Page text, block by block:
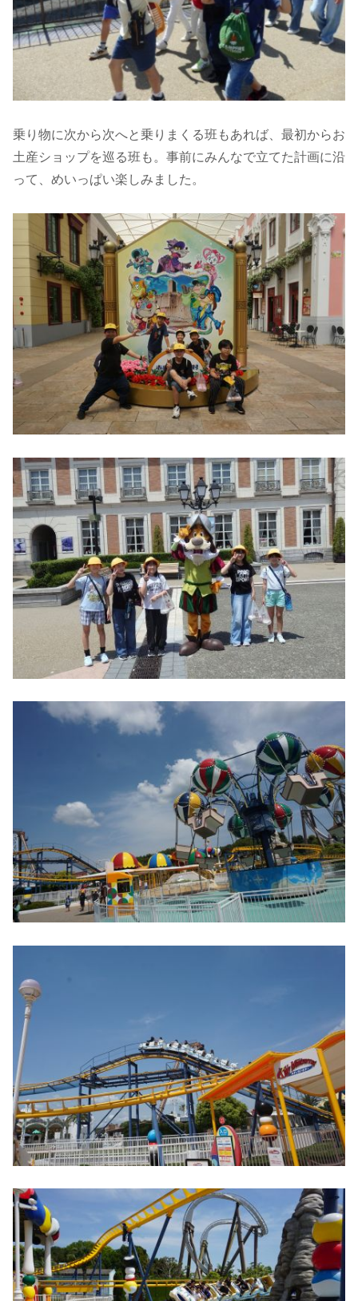
乗り物に次から次へと乗りまくる班もあれば、最初からお
土産ショップを巡る班も。事前にみんなで立てた計画に沿
って、めいっぱい楽しみました。